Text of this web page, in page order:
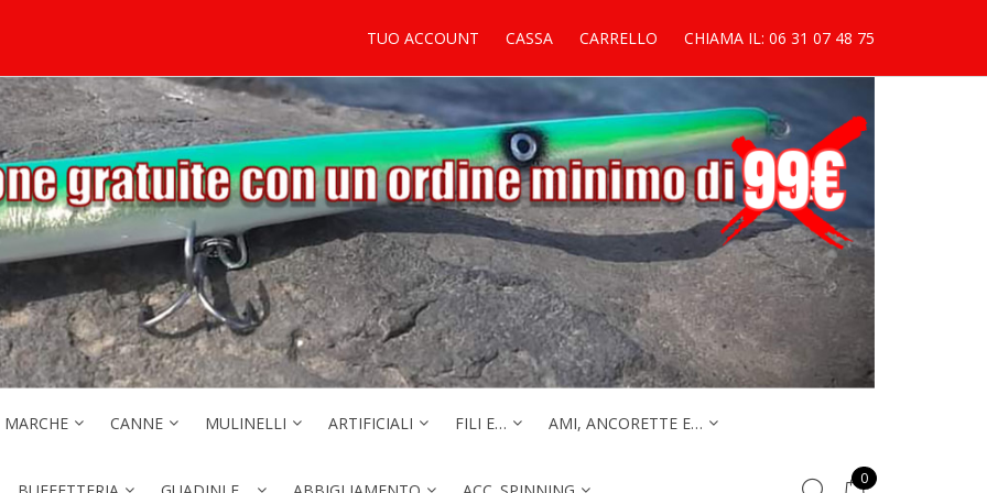
TUO ACCOUNT CASSA CARRELLO CHIAMA IL: 06 31 07 48 75
MARCHE CANNE MULINELLI ARTIFICIALI FILI E… AMI, ANCORETTE E…
0